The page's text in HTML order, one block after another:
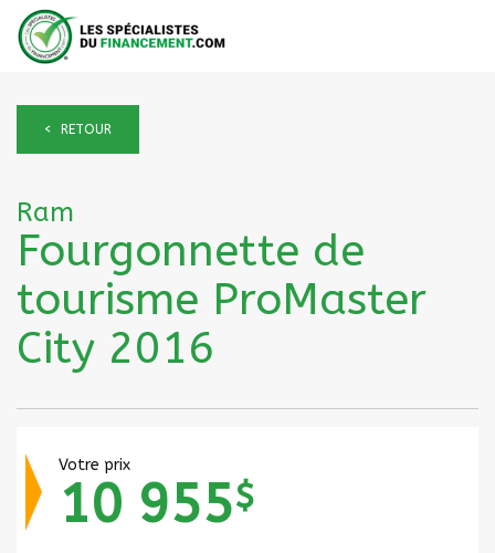
< RETOUR
Ram
Fourgonnette de
tourisme ProMaster
City 2016
Votre prix
10 955$